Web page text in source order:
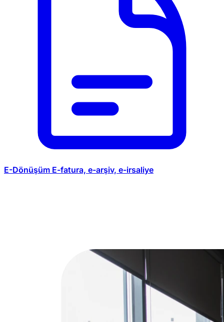
E-Dönüşüm E-fatura, e-arşiv, e-irsaliye